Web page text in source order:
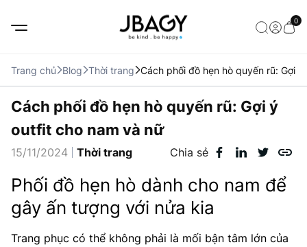
0
Trang chủ Blog Thời trang Cách phối đồ hẹn hò quyến rũ: Gợi
Cách phối đồ hẹn hò quyến rũ: Gợi ý
outfit cho nam và nữ
15/11/2024 Thời trang Chia sẻ
Phối đồ hẹn hò dành cho nam để
gây ấn tượng với nửa kia
Trang phục có thể không phải là mối bận tâm lớn của